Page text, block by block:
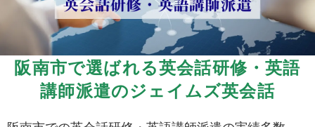
阪南市で選ばれる英会話研修・英語
講師派遣のジェイムズ英会話